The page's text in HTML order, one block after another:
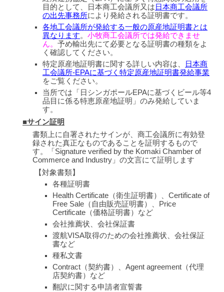
目的として、日本商工会議所又は 日本商工会議所
の出先事務所により発給される証明書です。
各地工会議所が発給する一般の原産地証明書とは
異なります。小牧商工会議所では発給できませ
ん。予め輸出先にて必要となる証明書の種類をよ
く確認してください。
特定原産地証明書に関する詳しい内容は、
日本商
工会議所-EPAに基づく特定原産地証明書発給事業
をご覧ください。
当所では「日シンガポールEPAに基づくビール等4
品目に係る特恵原産地証明」のみ発給していま
す。
■サイン証明
書類上に自署されたサインが、商工会議所に有効登
録された真正なものであることを証明するもので
す。「Signature verified by the Komaki Chamber of
Commerce and Industry」の文言にて証明します
【対象書類】
各種証明書
Health Certificate（衛生証明書）、Certificate of
Free Sale（自由販売証明書）、Price
Certificate（価格証明書）など
会社推薦状、会社保証書
渡航VISA取得のための会社推薦状、会社保証
書など
種私文書
Contract（契約書）、Agent agreement（代理
店契約書）など
翻訳に関する申請者宣誓書